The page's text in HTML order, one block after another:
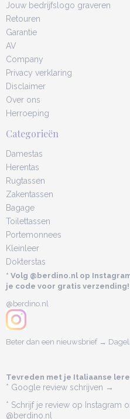
Jouw bedrijfslogo graveren
Retouren
Garantie
AV
Company
Privacy verklaring
Disclaimer
Over ons
Herroeping
Categorieën
Damestas
Herentas
Rugtassen
Zakentassen
Bagage
Toilettassen
Portemonnees
Kleinleer
Dokterstas
* Volg @berdino.nl op
je code voor gratis verzending!
@berdino.nl
Beter dan een nieuwsbrief →
Tevreden met je Italiaanse
* Google review schrijven →
* Schrijf je review op Instagram
@berdino.nl